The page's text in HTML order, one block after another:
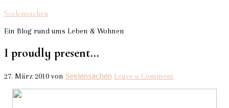
Seelensachen
Ein Blog rund ums Leben & Wohnen
I proudly present…
27. März 2010 von Seelensachen Leave a Comment